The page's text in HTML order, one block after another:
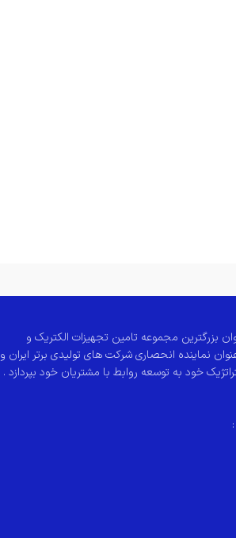
بزرگترین مجموعه تامین تجهیزات الکتریک و
عنوان نماینده انحصاری شرکت های تولیدی برتر ایران و
خود به توسعه روابط با مشتریان خود بپردازد .